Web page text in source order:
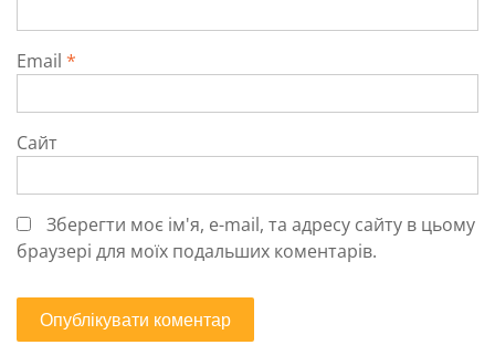
Email *
Сайт
Зберегти моє ім'я, e-mail, та адресу сайту в цьому
браузері для моїх подальших коментарів.